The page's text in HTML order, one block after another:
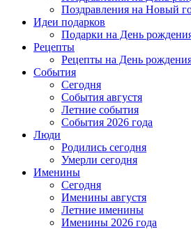
Поздравления на Новый
Идеи подарков
Подарки на День
Рецепты
Рецепты на День
События
Cегодня
События августя
Летние события
События 2026 года
Люди
Родились сегодня
Умерли сегодня
Именины
Cегодня
Именины августя
Летние именины
Именины 2026 года